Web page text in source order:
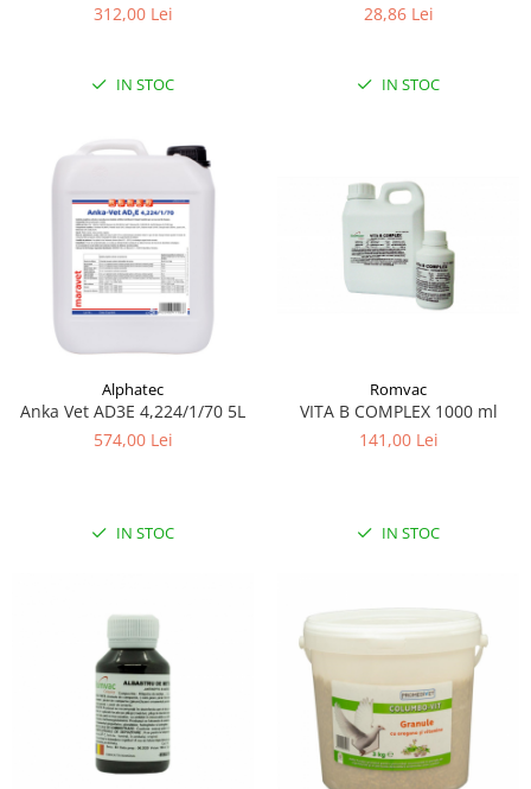
312,00 Lei
IN STOC
28,86 Lei
IN STOC
Alphatec
Anka Vet AD3E 4,224/1/70 5L
574,00 Lei
IN STOC
Romvac
VITA B COMPLEX 1000 ml
141,00 Lei
IN STOC